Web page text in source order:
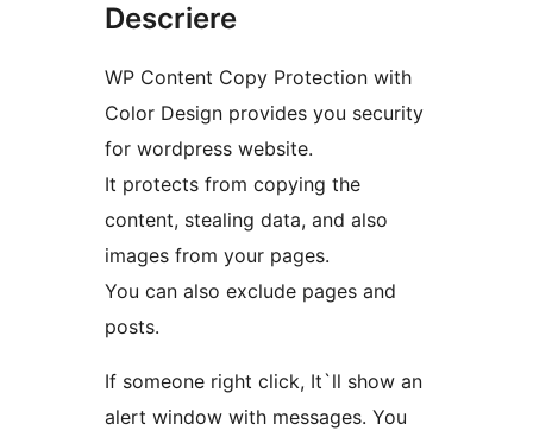
Descriere
WP Content Copy Protection with
Color Design provides you security
for wordpress website.
It protects from copying the
content, stealing data, and also
images from your pages.
You can also exclude pages and
posts.
If someone right click, It`ll show an
alert window with messages. You